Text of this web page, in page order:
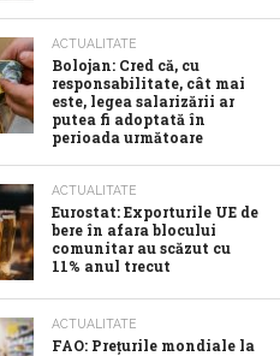
ACTUALITATE
Bolojan: Cred că, cu
responsabilitate, cât mai
este, legea salarizării ar
putea fi adoptată în
perioada următoare
ACTUALITATE
Eurostat: Exporturile UE de
bere în afara blocului
comunitar au scăzut cu
11% anul trecut
ACTUALITATE
FAO: Prețurile mondiale la